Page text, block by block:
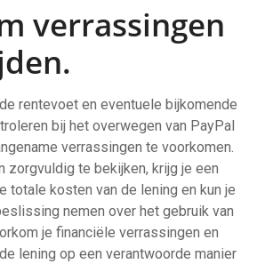
verrassingen
rentevoet en eventuele bijkomende
bij het overwegen van PayPal
verrassingen te voorkomen.
zorgvuldig te bekijken, krijg je een
totale kosten van de lening en kun je
nemen over het gebruik van
je financiële verrassingen en
lening op een verantwoorde manier